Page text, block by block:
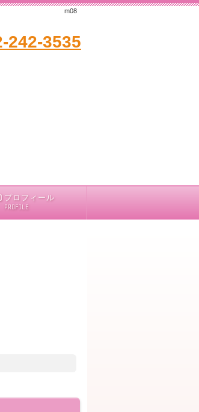
m08
242-3535
プロフィール
PROFILE